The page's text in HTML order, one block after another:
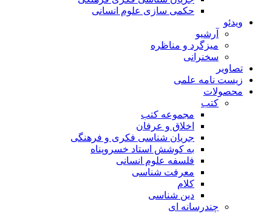
حکمی سازی علوم انسانی
ویدئو
آرشیو
میزگرد و مناظره
سخنرانی
تصاویر
زیست نامه علمی
محصولات
کتب
مجموعه کتب
اخلاق و عرفان
جریان شناسی فکری و فرهنگی
به کوشش استاد خسروپناه
فلسفه علوم انسانی
معرفت شناسی
کلام
دین شناسی
چندرسانه ای